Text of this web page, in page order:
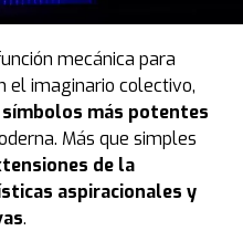
mecánica para
el imaginario colectivo,
símbolos más potentes
Más que simples
de la
aspiracionales y
.